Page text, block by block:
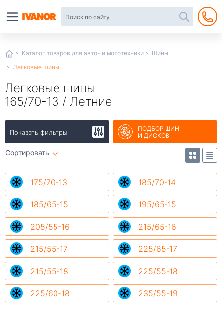
Каталог товаров для авто- и мототехники
Шины
Легковые шины
Легковые шины
165/70-13 / Летние
Показать фильтры
ПОДБОР ШИН
И ДИСКОВ
Сортировать
175/70-13 185/70-14
185/65-15 195/65-15
205/55-16 215/65-16
215/55-17 225/65-17
215/55-18 225/55-18
225/60-18 235/55-19
интернет-